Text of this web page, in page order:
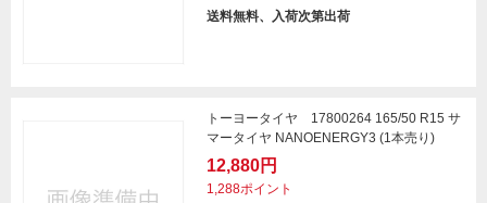
送料無料、入荷次第出荷
トーヨータイヤ 17800264 165/50 R15 サ
マータイヤ NANOENERGY3 (1本売り)
12,880円
1,288ポイント